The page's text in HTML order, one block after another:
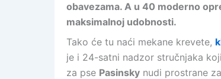
obavezama. A u 40 moderno
maksimalnoj udobnosti.
Tako će tu naći mekane krevete,
je i 24-satni nadzor stručnjaka
za pse Pasinsky nudi prostrane